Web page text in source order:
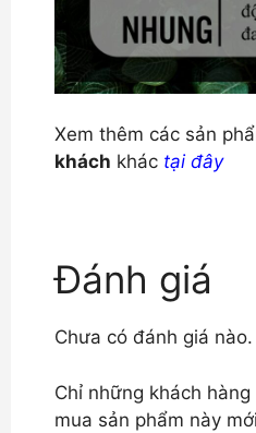
Xem thêm các sản
khách khác tại đây
Đánh giá
Chưa có đánh giá nào.
Chỉ những khách
mua sản phẩm này